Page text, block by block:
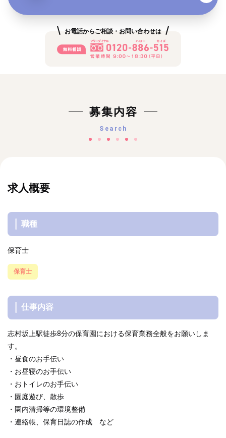
お電話からご相談・お問い合わせは
募集内容
Search
求人概要
職種
保育士
保育士
仕事内容
志村坂上駅徒歩8分の保育園における保育業務全般をお願いしま
す。
・昼食のお手伝い
・お昼寝のお手伝い
・おトイレのお手伝い
・園庭遊び、散歩
・園内清掃等の環境整備
・連絡帳、保育日誌の作成 など